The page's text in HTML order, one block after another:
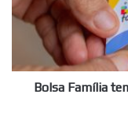
diretrizes
para
continuar
Benefício;
confira!Bolsa Família